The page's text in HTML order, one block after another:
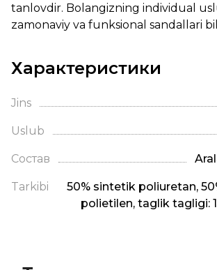
tanlovdir. Bolangizning individual
zamonaviy va funksional sandallari
Характеристики
Jins
Uslub
Состав
Tarkibi
50% sintetik poliuretan,
polietilen, taglik tagligi: